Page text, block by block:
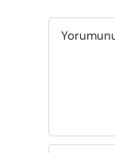
Yorum